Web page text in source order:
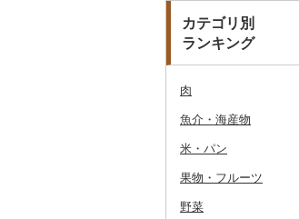
カテゴリ別
ランキング
肉
牛肉（精肉）
ステーキ
すき焼き
牛肉（加工品）
ハンバーグ
豚肉（精肉）
豚肉（加工品）
魚介・海産物
カニ
ズワイガニ
エビ
いくら
米・パン
米
雑穀
果物・フルーツ
ぶどう・マスカット
野菜